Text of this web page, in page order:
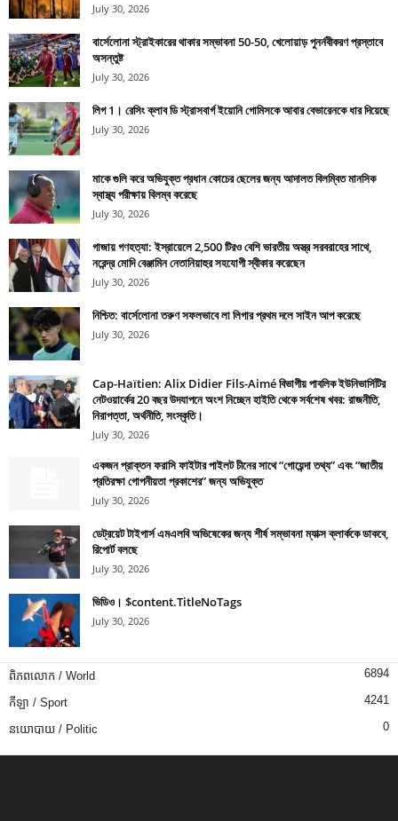
July 30, 2026
বার্সেলোনা স্ট্রাইকারের থাকার সম্ভাবনা 50-50, খেলোয়াড় পুনর্নবীকরণ প্রস্তাবে
অসন্তুষ্ট
July 30, 2026
লিগ 1। রেসিং ক্লাব ডি স্ট্রাসবার্গ ইয়োনি গোমিসকে আবার বেভারেনকে ধার দিয়েছে
July 30, 2026
মাকে গুলি করে অভিযুক্ত প্রধান কোচের ছেলের জন্য আদালত বিলম্বিত মানসিক
স্বাস্থ্য পরীক্ষায় বিলম্ব করেছে
July 30, 2026
গাজায় গণহত্যা: ইস্রায়েলে 2,500 টিরও বেশি ভারতীয় অস্ত্র সরবরাহের সাথে,
নরেন্দ্র মোদি বেঞ্জামিন নেতানিয়াহুর সহযোগী স্বীকার করেছেন
July 30, 2026
নিশ্চিত: বার্সেলোনা তরুণ সফলভাবে লা লিগার প্রথম দলে সাইন আপ করেছে
July 30, 2026
Cap-Haïtien: Alix Didier Fils-Aimé বিভাগীয় পাবলিক ইউনিভার্সিটির
নেটওয়ার্কের 20 বছর উদযাপনে অংশ নিচ্ছেন হাইতি থেকে সর্বশেষ খবর: রাজনীতি,
নিরাপত্তা, অর্থনীতি, সংস্কৃতি।
July 30, 2026
একজন প্রাক্তন ফরাসি ফাইটার পাইলট চীনের সাথে “গোয়েন্দা তথ্য” এবং “জাতীয়
প্রতিরক্ষা গোপনীয়তা প্রকাশের” জন্য অভিযুক্ত
July 30, 2026
ডেট্রয়েট টাইগার্স এমএলবি অভিষেকের জন্য শীর্ষ সম্ভাবনা ম্যাক্স ক্লার্ককে ডাকবে,
রিপোর্ট বলছে
July 30, 2026
ভিডিও। $content.TitleNoTags
July 30, 2026
ពិភពលោក / World 6894
កីឡា / Sport 4241
នយោបាយ / Politic 0